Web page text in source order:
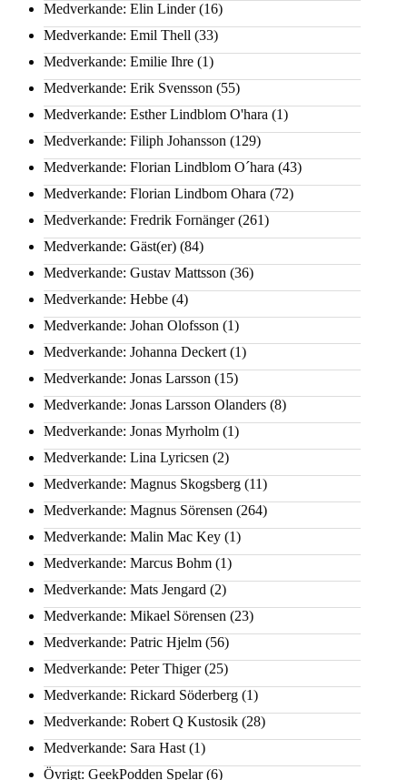
Medverkande: Elin Linder(16)
Medverkande: Emil Thell (33)
Medverkande: Emilie Ihre (1)
Medverkande: Erik Svensson (55)
Medverkande: Esther Lindblom O'hara (1)
Medverkande: Filiph Johansson (129)
Medverkande: Florian Lindblom O´hara (43)
Medverkande: Florian Lindbom Ohara (72)
Medverkande: Fredrik Fornänger(261)
Medverkande: Gäst(er) (84)
Medverkande: Gustav Mattsson (36)
Medverkande: Hebbe (4)
Medverkande: Johan Olofsson (1)
Medverkande: Johanna Deckert (1)
Medverkande: Jonas Larsson (15)
Medverkande: Jonas Larsson Olanders (8)
Medverkande: Jonas Myrholm (1)
Medverkande: Lina Lyricsen (2)
Medverkande: Magnus Skogsberg (11)
Medverkande: Magnus Sörensen (264)
Medverkande: Malin Mac Key (1)
Medverkande: Marcus Bohm (1)
Medverkande: Mats Jengard (2)
Medverkande: Mikael Sörensen (23)
Medverkande: Patric Hjelm (56)
Medverkande: Peter Thiger(25)
Medverkande: Rickard Söderberg (1)
Medverkande: Robert Q Kustosik (28)
Medverkande: Sara Hast (1)
Övrigt: GeekPodden Spelar(6)